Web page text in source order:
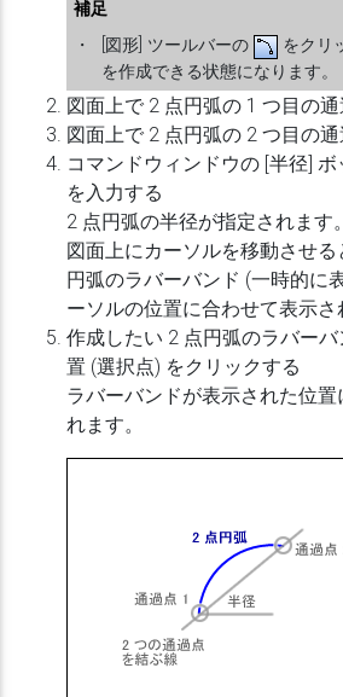
補足
・
[図形] ツールバーの
をクリ
を作成できる状態になります。
図面上で 2 点円弧の 1 つ目の
図面上で 2 点円弧の 2 つ目の
コマンドウィンドウの [半径]
を入力する
2 点円弧の半径が指定されます。
図面上にカーソルを移動させ
円弧のラバーバンド (一時的に
ーソルの位置に合わせて表示さ
作成したい 2 点円弧のラバー
置 (選択点) をクリックする
ラバーバンドが表示された位置
れます。